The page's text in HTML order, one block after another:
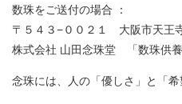
数珠をご送付の場合 ：
〒５４３−００２１ 大阪市天王
株式会社 山田念珠堂 「数珠供
念珠には、人の「優しさ」と「希